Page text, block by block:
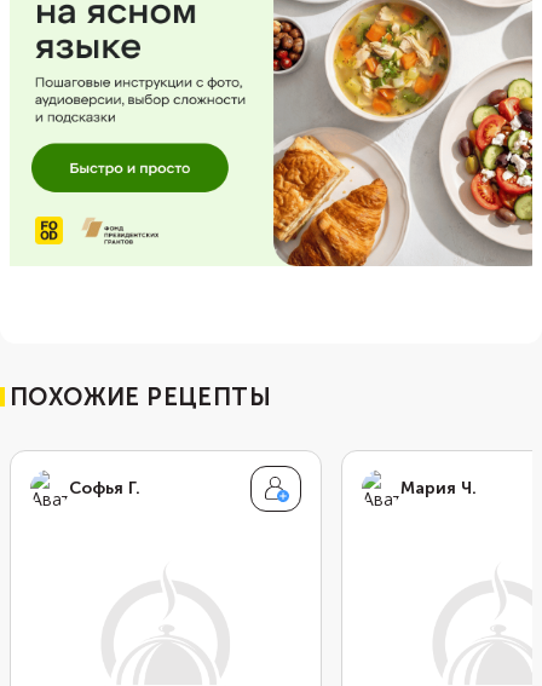
ПОХОЖИЕ РЕЦЕПТЫ
Софья Г. Мария Ч.